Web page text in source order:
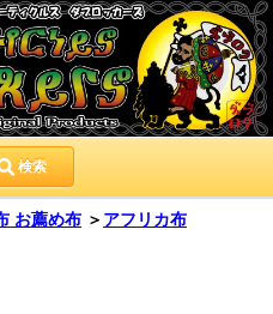
検索
お薦め布 ＞ アフリカ布